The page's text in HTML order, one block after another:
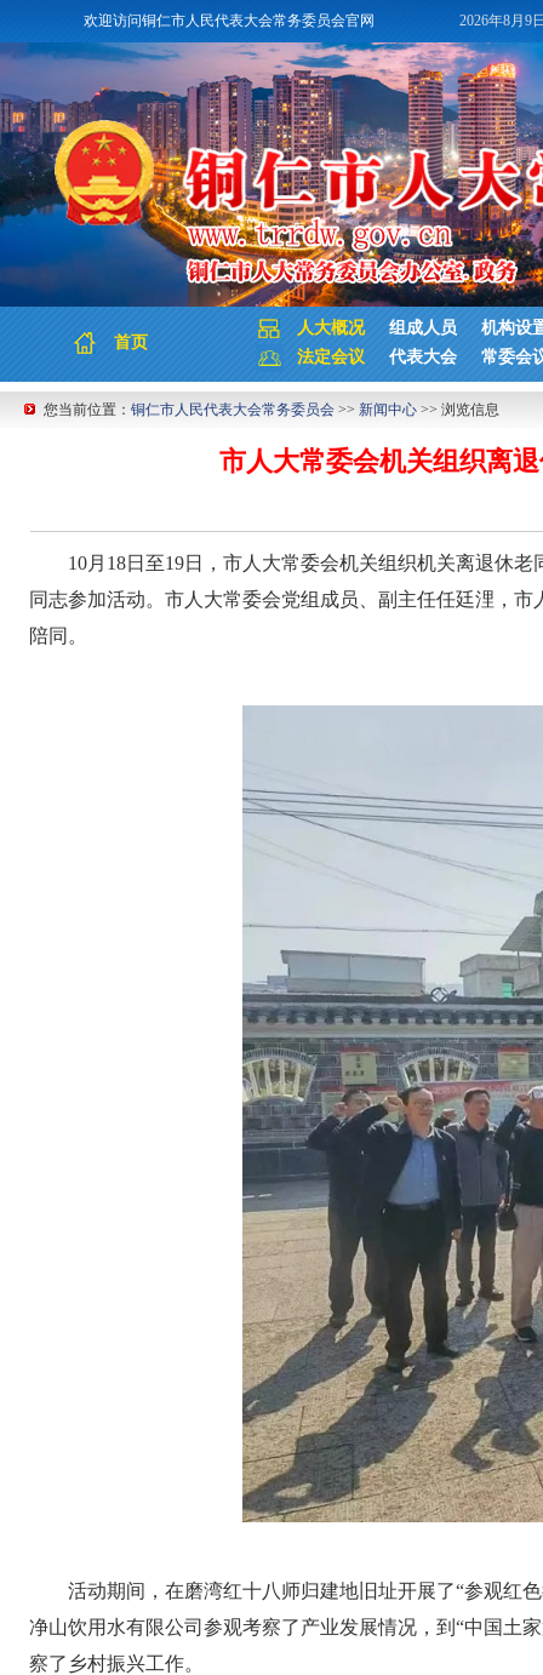
欢迎访问铜仁市人民代表大会常务委员会官网 2026年8月9
首页
人大概况 组成人员
机构设
法定会议
代表大会 常委会
您当前位置： 铜仁市人民代表大会常务委员会 >> 新闻中心 >> 浏览信息
市人大常委会机关组织离
10月18日至19日，市人大常委会机关组织机关离退休
同志参加活动。市人大常委会党组成员、副主任任廷浬，
陪同。
活动期间，在磨湾红十八师归建地旧址开展了“参观红
净山饮用水有限公司参观考察了产业发展情况，到“中国土
察了乡村振兴工作。